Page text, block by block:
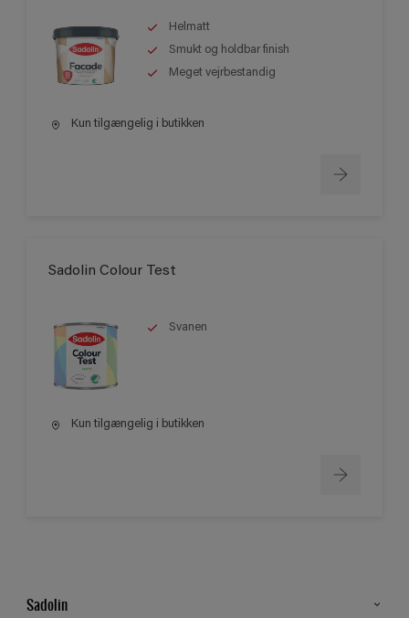
Helmatt
Smukt og holdbar finish
Meget vejrbestandig
Kun tilgængelig i butikken
Sadolin Colour Test
Svanen
Kun tilgængelig i butikken
Sadolin